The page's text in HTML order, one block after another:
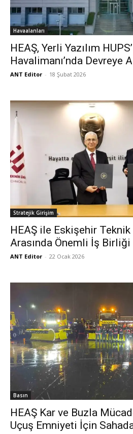
Havaalanları
HEAŞ, Yerli Yazılım
Havalimanı’nda Devreye
ANT Editor - 18 Şubat 2026
Stratejik Girişim
HEAŞ ile Eskişehir
Arasında Önemli İş Birliği
ANT Editor - 22 Ocak 2026
Basın
HEAŞ Kar ve Buzla
Uçuş Emniyeti İçin